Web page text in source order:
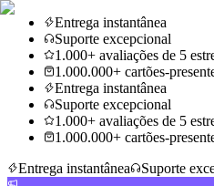
Entrega instantânea
Suporte excepcional
1.000+ avaliações de 5
1.000.000+ cartões-
Entrega instantânea
Suporte excepcional
1.000+ avaliações de 5
1.000.000+ cartões-
Entrega instantânea
Suporte